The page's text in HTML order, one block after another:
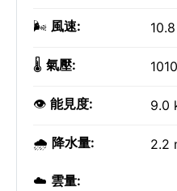
🌬️ 風速:
🌡️ 氣壓:
👁️ 能見度: 9.0
🌧️ 降水量: 2.2
☁️ 雲量: